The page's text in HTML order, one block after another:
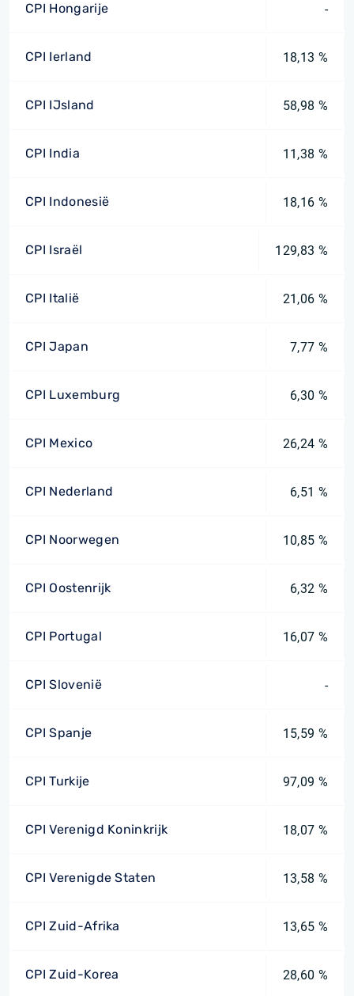
CPI Hongarije -
CPI Ierland 18,13 %
CPI IJsland 58,98 %
CPI India 11,38 %
CPI Indonesië 18,16 %
CPI Israël 129,83 %
CPI Italië 21,06 %
CPI Japan 7,77 %
CPI Luxemburg 6,30 %
CPI Mexico 26,24 %
CPI Nederland 6,51 %
CPI Noorwegen 10,85 %
CPI Oostenrijk 6,32 %
CPI Portugal 16,07 %
CPI Slovenië -
CPI Spanje 15,59 %
CPI Turkije 97,09 %
CPI Verenigd Koninkrijk 18,07 %
CPI Verenigde Staten 13,58 %
CPI Zuid-Afrika 13,65 %
CPI Zuid-Korea 28,60 %